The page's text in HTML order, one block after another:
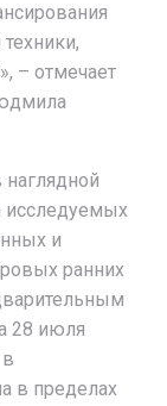
– отмечает
наглядной
исследуемых
и
ранних
28 июля
в пределах